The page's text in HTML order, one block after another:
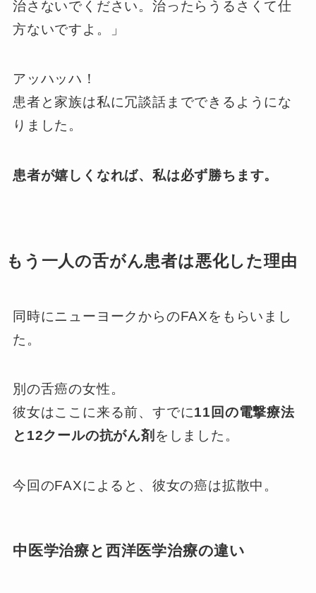
治さないでください。治ったらうるさくて仕
方ないですよ。」
アッハッハ！
患者と家族は私に冗談話までできるようにな
りました。
患者が嬉しくなれば、私は必ず勝ちます。
もう一人の舌がん患者は悪化した理由
同時にニューヨークからのFAXをもらいまし
た。
別の舌癌の女性。
彼女はここに来る前、すでに11回の電撃療法
と12クールの抗がん剤 をしました。
今回のFAXによると、彼女の癌は拡散中。
中医学治療と西洋医学治療の違い